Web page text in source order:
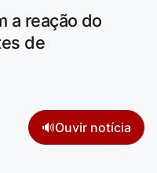
a reação do
de
🔊Ouvir notícia